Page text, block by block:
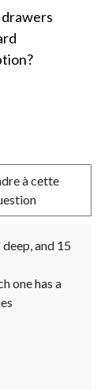
à cette
and 15
one has a